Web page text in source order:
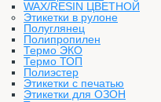
WAX/RESIN ЦВЕТНОЙ
Этикетки в рулоне
Полуглянец
Полипропилен
Термо ЭКО
Термо ТОП
Полиэстер
Этикетки с печатью
Этикетки для ОЗОН